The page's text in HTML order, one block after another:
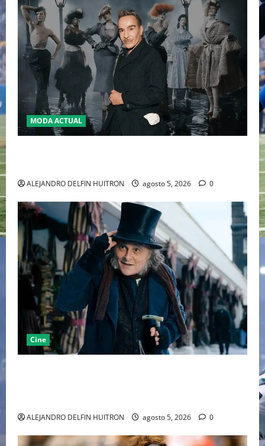
MODA ACTUAL
ALEJANDRO DELFIN HUITRON agosto 5, 2026 0
Cine
ALEJANDRO DELFIN HUITRON agosto 5, 2026 0